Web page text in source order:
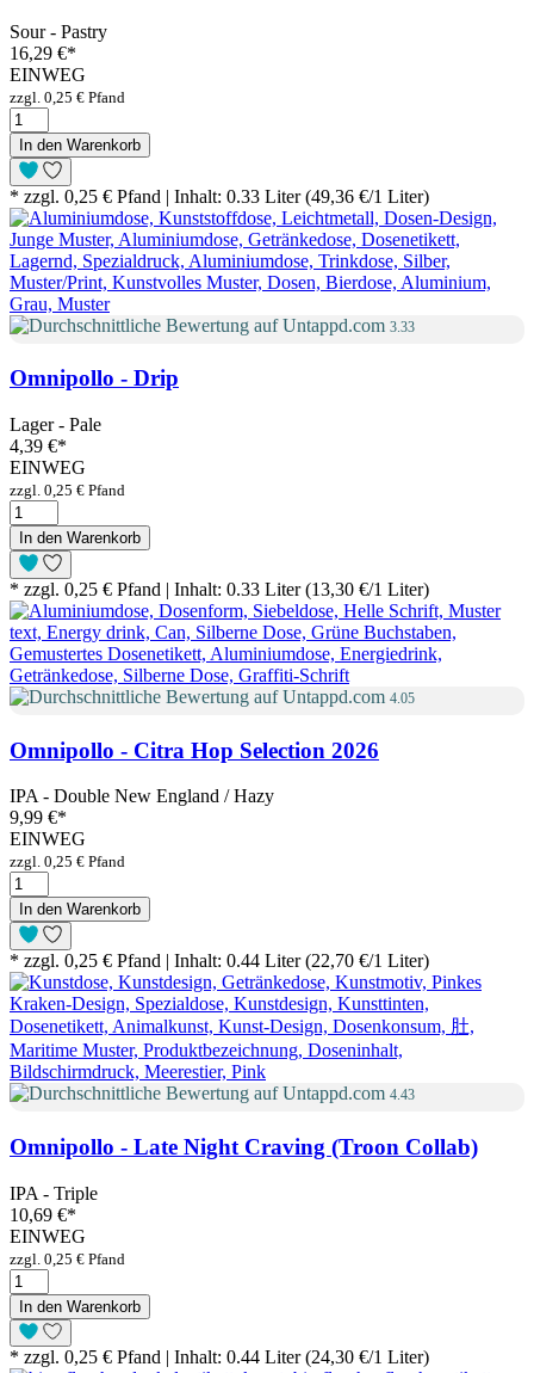
Sour - Pastry
16,29 €*
EINWEG
zzgl. 0,25 € Pfand
In den Warenkorb
* zzgl. 0,25 € Pfand | Inhalt: 0.33 Liter (49,36 €/1 Liter)
3.33
Omnipollo - Drip
Lager - Pale
4,39 €*
EINWEG
zzgl. 0,25 € Pfand
In den Warenkorb
* zzgl. 0,25 € Pfand | Inhalt: 0.33 Liter (13,30 €/1 Liter)
4.05
Omnipollo - Citra Hop Selection 2026
IPA - Double New England / Hazy
9,99 €*
EINWEG
zzgl. 0,25 € Pfand
In den Warenkorb
* zzgl. 0,25 € Pfand | Inhalt: 0.44 Liter (22,70 €/1 Liter)
4.43
Omnipollo - Late Night Craving (Troon Collab)
IPA - Triple
10,69 €*
EINWEG
zzgl. 0,25 € Pfand
In den Warenkorb
* zzgl. 0,25 € Pfand | Inhalt: 0.44 Liter (24,30 €/1 Liter)